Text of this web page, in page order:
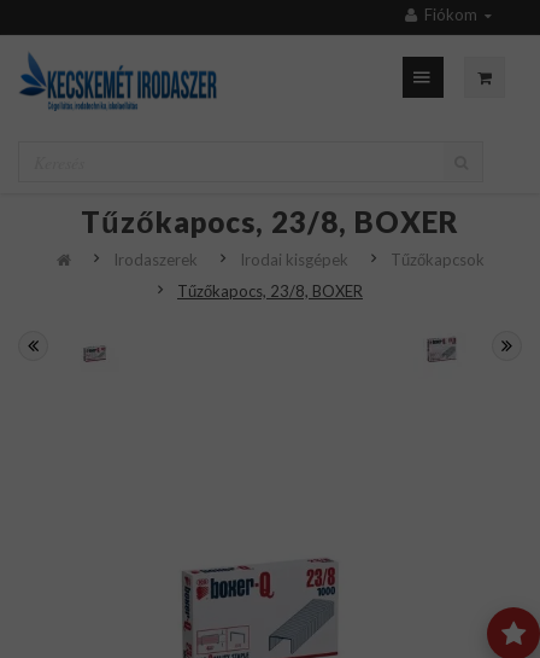
Fiókom
Tűzőkapocs, 23/8, BOXER
Irodaszerek Irodai kisgépek
Tűzőkapcsok
Tűzőkapocs, 23/8, BOXER